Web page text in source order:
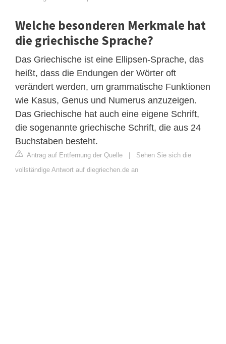
Welche besonderen Merkmale hat
die griechische Sprache?
Das Griechische ist eine Ellipsen-Sprache, das
heißt, dass die Endungen der Wörter oft
verändert werden, um grammatische Funktionen
wie Kasus, Genus und Numerus anzuzeigen.
Das Griechische hat auch eine eigene Schrift,
die sogenannte griechische Schrift, die aus 24
Buchstaben besteht.
Antrag auf Entfernung der Quelle | Sehen Sie sich die
vollständige Antwort auf diegriechen.de an